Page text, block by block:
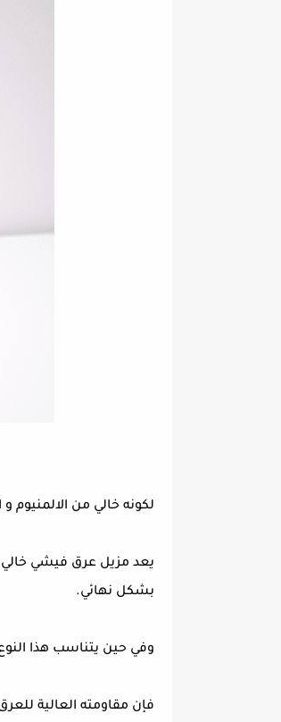
لكونه خالي من الالمنيوم
يعد مزيل عرق فيشي خالي
بشكل نهائي.
وفي حين يتناسب هذا
فإن مقاومته العالية